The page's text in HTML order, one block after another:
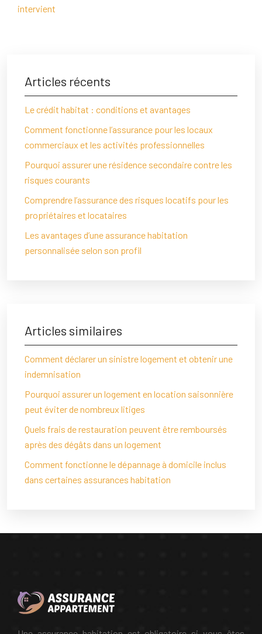
intervient
Articles récents
Le crédit habitat : conditions et avantages
Comment fonctionne l’assurance pour les locaux
commerciaux et les activités professionnelles
Pourquoi assurer une résidence secondaire contre les
risques courants
Comprendre l’assurance des risques locatifs pour les
propriétaires et locataires
Les avantages d’une assurance habitation
personnalisée selon son profil
Articles similaires
Comment déclarer un sinistre logement et obtenir une
indemnisation
Pourquoi assurer un logement en location saisonnière
peut éviter de nombreux litiges
Quels frais de restauration peuvent être remboursés
après des dégâts dans un logement
Comment fonctionne le dépannage à domicile inclus
dans certaines assurances habitation